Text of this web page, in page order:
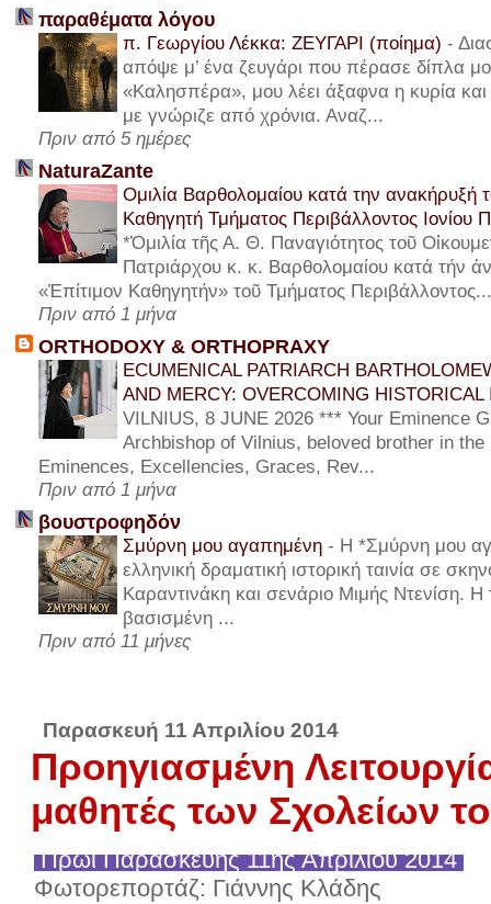
παραθέματα λόγου
π. Γεωργίου Λέκκα: ΖΕΥΓΑΡΙ (ποίημα) -
απόψε μ’ ένα ζευγάρι που πέρασε δίπλα
«Καλησπέρα», μου λέει άξαφνα η κυρία και
με γνώριζε από χρόνια. Αναζ...
Πριν από 5 ημέρες
NaturaZante
Ομιλία Βαρθολομαίου κατά την ανακήρυξή
Καθηγητή Τμήματος Περιβάλλοντος Ιονίου
*Ὁμιλία τῆς Α. Θ. Παναγιότητος τοῦ
Πατριάρχου κ. κ. Βαρθολομαίου κατά τήν
«Ἐπίτιμον Καθηγητήν» τοῦ Τμήματος Περιβάλλοντος...
Πριν από 1 μήνα
ORTHODOXY & ORTHOPRAXY
ECUMENICAL PATRIARCH
AND MERCY: OVERCOMING HISTORICAL
VILNIUS, 8 JUNE 2026 *** Your Eminence
Archbishop of Vilnius, beloved brother in the
Eminences, Excellencies, Graces, Rev...
Πριν από 1 μήνα
βουστροφηδόν
Σμύρνη μου αγαπημένη - Η *Σμύρνη μου
ελληνική δραματική ιστορική ταινία σε
Καραντινάκη και σενάριο Μιμής Ντενίση. Η
βασισμένη ...
Πριν από 11 μήνες
Παρασκευή 11 Απριλίου 2014
Προηγιασμένη
μαθητές των Σχολείων
Πρωί Παρασκευής 11ης Απριλίου 2014
Φωτορεπορτάζ: Γιάννης Κλάδης